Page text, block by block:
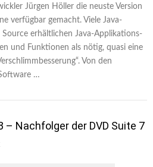
Jürgen Höller die neuste Version
verfügbar gemacht. Viele Java-
erhältlichen Java-Applikations-
und Funktionen als nötig, quasi eine
Von den
…
– Nachfolger der DVD Suite 7